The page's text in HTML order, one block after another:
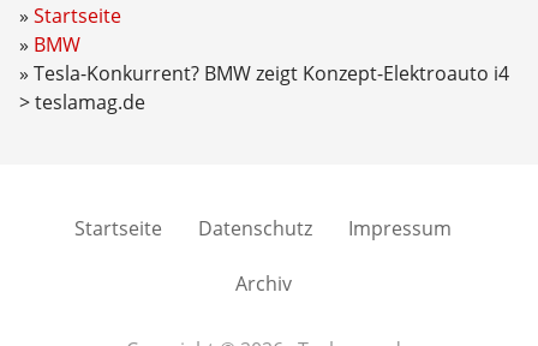
Startseite
BMW
Tesla-Konkurrent? BMW zeigt Konzept-Elektroauto i4
> teslamag.de
Startseite Datenschutz Impressum
Archiv